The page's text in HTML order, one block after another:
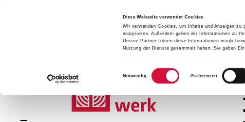
Diese Webseite verwendet Cookies
Wir verwenden Cookies, um Inhalte und Anzeigen
analysieren. Außerdem geben wir Informationen zu
Unsere Partner führen diese Informationen
Nutzung der Dienste gesammelt haben. Sie geben
Einwilligungsauswahl
Notwendig
Präferenzen